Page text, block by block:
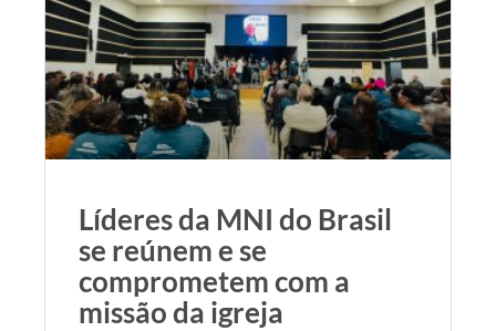
Líderes da MNI do Brasil
se reúnem e se
comprometem com a
missão da igreja